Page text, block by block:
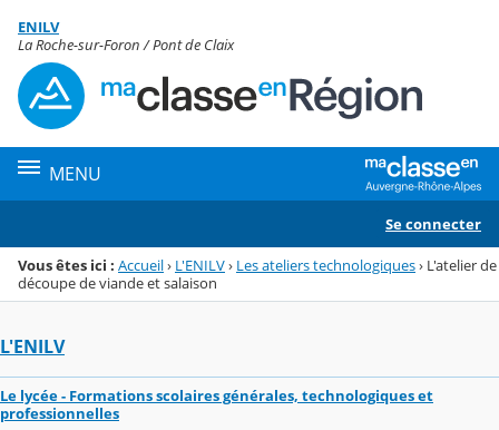
Menu de la rubrique
Contenu
ENILV
La Roche-sur-Foron / Pont de Claix
MENU
Se connecter
Vous êtes ici : Accueil› L'ENILV› Les ateliers technologiques› L'atelier de
découpe de viande et salaison
L'ENILV
Le lycée - Formations scolaires générales, technologiques et
professionnelles